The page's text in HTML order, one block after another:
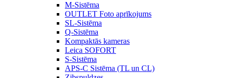
M-Sistēma
OUTLET Foto aprīkojums
SL-Sistēma
Q-Sistēma
Kompaktās kameras
Leica SOFORT
S-Sistēma
APS-C Sistēma (TL un CL)